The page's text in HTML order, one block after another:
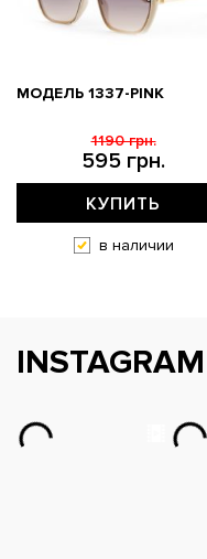
МОДЕЛЬ 1337-PINK
595 грн.
1190 грн.
КУПИТЬ
в наличии
INSTAGRAM